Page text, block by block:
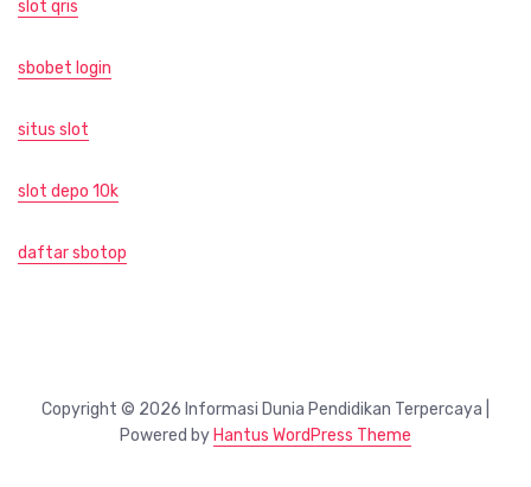
slot qris
sbobet login
situs slot
slot depo 10k
daftar sbotop
Copyright © 2026 Informasi Dunia Pendidikan Terpercaya |
Powered byHantus WordPress Theme